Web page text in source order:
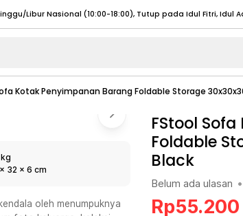
Sabtu - Minggu (08:00 - 20:00), Tutup pada Idul Fitri
- Minggu/ Libur Nasional (08:00 - 17:00) Selengkapnya
- Minggu/ Libur Nasional (08:00 - 17:00) Selengkapnya
Libur Nasional (12:00-20:00), Tutup pada Idul Fitri
Libur Nasional (12:00-20:00), Tutup pada Idul Fitri
Kotak Penyimpanan Barang Foldable Storage
x 32 x 6 cm
oleh menumpuknya
FStool
Foldable
Black
Belum ada ulasan •
Rp55.200